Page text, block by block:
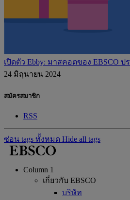
เปิดตัว Ebby: มาสคอตของ EBSCO ป
24 มิถุนายน 2024
สมัครสมาชิก
RSS
ซ่อน tags ทั้งหมด Hide all tags
Column 1
เกี่ยวกับ EBSCO
บริษัท